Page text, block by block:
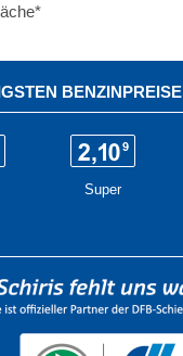
BENZINPREISE
Super